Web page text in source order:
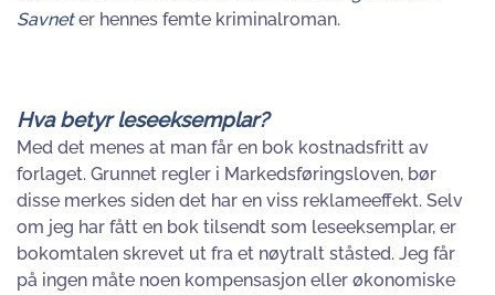
Savneter hennes femte kriminalroman.
Hva betyr leseeksemplar?
Med det menes at man får en bok kostnadsfritt av
forlaget. Grunnet regler i Markedsføringsloven, bør
disse merkes siden det har en viss reklameeffekt. Selv
om jeg har fått en bok tilsendt som leseeksemplar, er
bokomtalen skrevet ut fra et nøytralt ståsted. Jeg får
på ingen måte noen kompensasjon eller økonomiske